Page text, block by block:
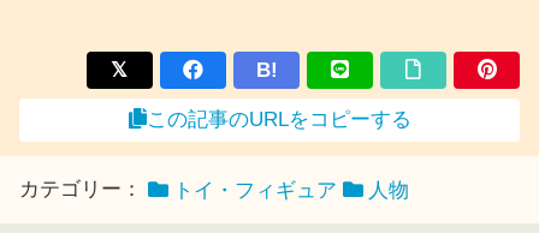
B!
この記事のURLをコピーする
カテゴリー： トイ・フィギュア 人物